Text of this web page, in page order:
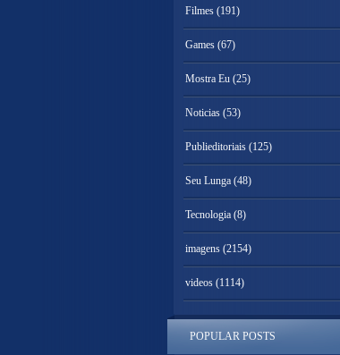
Filmes (191)
Games (67)
Mostra Eu (25)
Noticias (53)
Publieditoriais (125)
Seu Lunga (48)
Tecnologia (8)
imagens (2154)
videos (1114)
POPULAR POSTS